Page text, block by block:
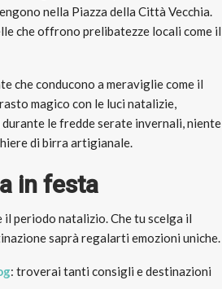
nella Piazza della Città Vecchia.
che offrono prelibatezze locali come il
che conducono a meraviglie come il
magico con le luci natalizie,
le fredde serate invernali, niente
di birra artigianale.
in festa
periodo natalizio. Che tu scelga il
saprà regalarti emozioni uniche.
: troverai tanti consigli e destinazioni